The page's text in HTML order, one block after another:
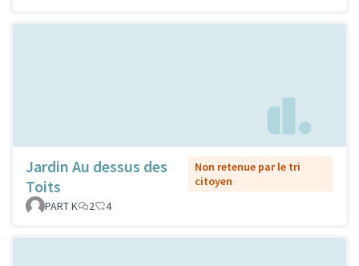
Jardin Au dessus des
Toits
Non retenue par le tri
citoyen
PART K
2 4